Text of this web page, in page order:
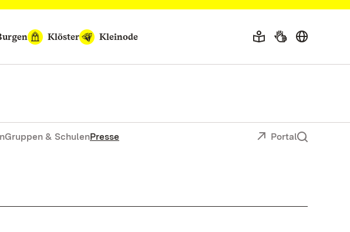
Klöster Kleinode
Gruppen & SchulenPresse Portal